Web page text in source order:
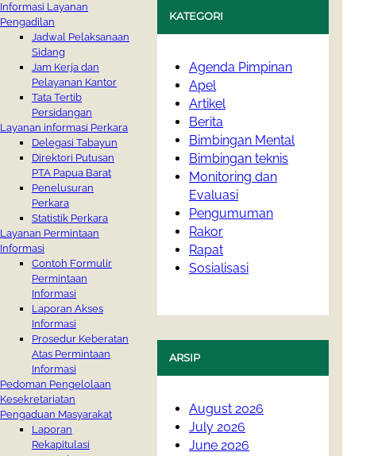
Informasi Layanan
Pengadilan
Jadwal Pelaksanaan
Sidang
Jam Kerja dan
Pelayanan Kantor
Tata Tertib
Persidangan
Layanan informasi Perkara
Delegasi Tabayun
Direktori Putusan
PTA Papua Barat
Penelusuran
Perkara
Statistik Perkara
Layanan Permintaan
Informasi
Contoh Formulir
Permintaan
Informasi
Laporan Akses
Informasi
Prosedur Keberatan
Atas Permintaan
Informasi
Pedoman Pengelolaan
Kesekretariatan
Pengaduan Masyarakat
Laporan
Rekapitulasi
KATEGORI
Agenda Pimpinan
Apel
Artikel
Berita
Bimbingan Mental
Bimbingan teknis
Monitoring dan
Evaluasi
Pengumuman
Rakor
Rapat
Sosialisasi
ARSIP
August 2026
July 2026
June 2026